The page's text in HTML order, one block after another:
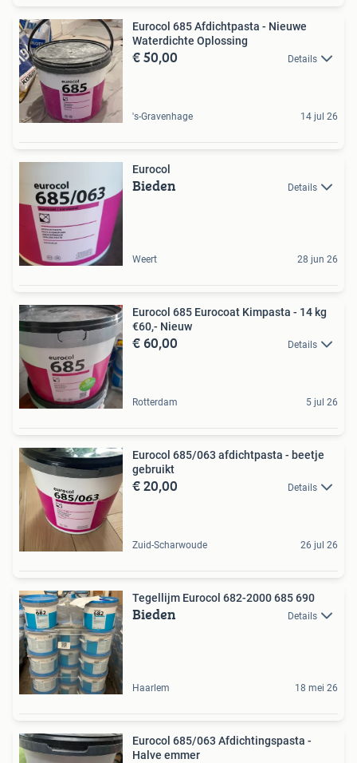
Eurocol 685 Afdichtpasta - Nieuwe
Waterdichte Oplossing
€ 50,00 Details
's-Gravenhage 14 jul 26
Eurocol
Bieden Details
Weert 28 jun 26
Eurocol 685 Eurocoat Kimpasta - 14 kg
€60,- Nieuw
€ 60,00 Details
Rotterdam 5 jul 26
Eurocol 685/063 afdichtpasta - beetje
gebruikt
€ 20,00 Details
Zuid-Scharwoude 26 jul 26
Tegellijm Eurocol 682-2000 685 690
Bieden Details
Haarlem 18 mei 26
Eurocol 685/063 Afdichtingspasta -
Halve emmer